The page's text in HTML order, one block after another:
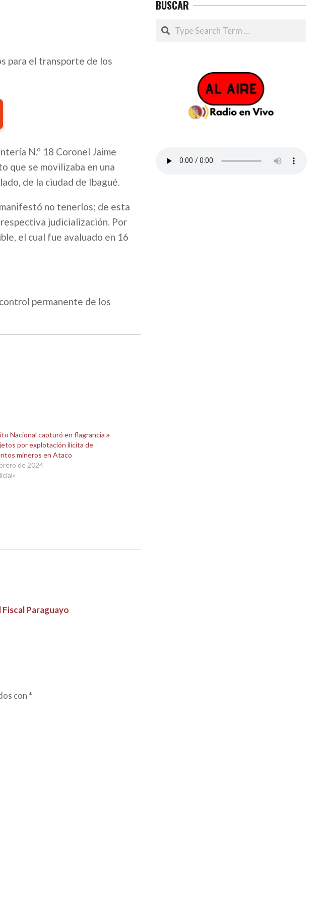
para el transporte de los
N.º 18 Coronel Jaime
que se movilizaba en una
de la ciudad de Ibagué.
no tenerlos; de esta
judicialización. Por
el cual fue avaluado en 16
permanente de los
Nacional capturó en flagrancia a
por explotación ilícita de
mineros en Ataco
de 2024
Paraguayo
con *
BUSCAR
Search